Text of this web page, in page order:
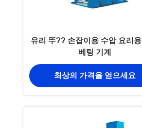
유리 뚜?? 손잡이용 수압 요리용
베팅 기계
최상의 가격을 얻으세요